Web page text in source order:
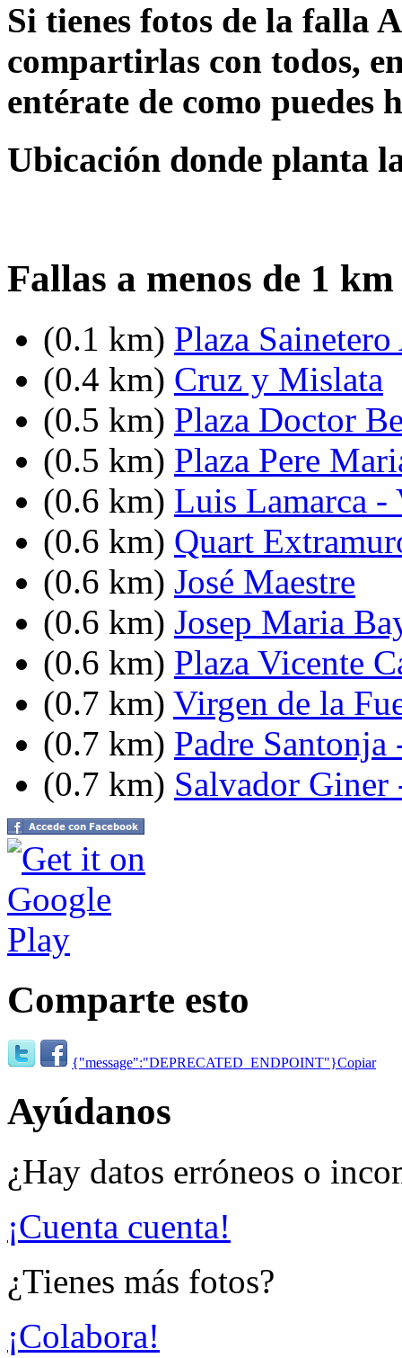
Si tienes fotos de la falla
compartirlas con todos,
entérate de como puedes
Ubicación donde planta
Fallas a menos de 1
(0.1 km) Plaza
(0.4 km) Cruz y Mislata
(0.5 km) Plaza Doctor
(0.5 km) Plaza Pere
(0.6 km) Luis Lamarca -
(0.6 km) Quart
(0.6 km) José Maestre
(0.6 km) Josep Maria
(0.6 km) Plaza Vicente
(0.7 km) Virgen de la
(0.7 km) Padre
(0.7 km) Salvador Giner
Comparte esto
{"message":"DEPRECATED_ENDPOINT"}Copiar
Ayúdanos
¿Hay datos erróneos o
¡Cuenta cuenta!
¿Tienes más fotos?
¡Colabora!